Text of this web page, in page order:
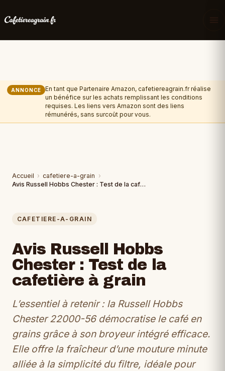
ANNONCE
En tant que Partenaire Amazon, cafetiereagrain.fr réalise
un bénéfice sur les achats remplissant les conditions
requises. Les liens vers Amazon sont des liens
rémunérés, sans surcoût pour vous.
Accueil › cafetiere-a-grain ›
Avis Russell Hobbs Chester : Test de la cafetière à grain
CAFETIERE-A-GRAIN
Avis Russell Hobbs
Chester : Test de la
cafetière à grain
L’essentiel à retenir : la Russell Hobbs
Chester 22000-56 démocratise le café en
grains grâce à son broyeur intégré efficace.
Elle offre la fraîcheur d’une mouture minute
alliée à la simplicité du filtre, idéale pour